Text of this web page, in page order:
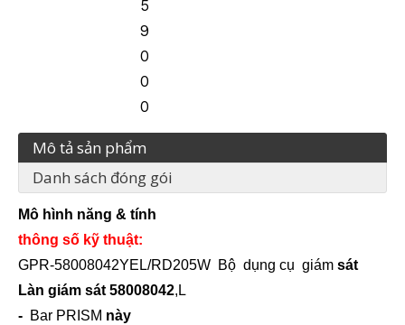
5
9
0
0
0
Mô tả sản phẩm
Danh sách đóng gói
Mô hình năng & tính
thông số kỹ thuật:
GPR-58008042YEL/RD205W Bộ dụng cụ giám sát
Làn giám sát 58008042, L
- Bar PRISM này